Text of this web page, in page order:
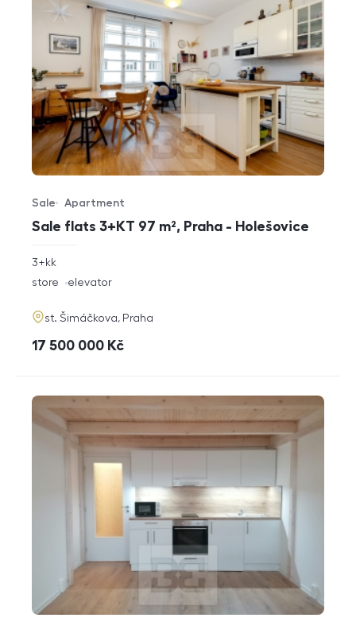
Sale flats 3+KT 97 m², Praha - Holešovice
Offer type
Sale
Property type
Apartment
rozměry
disposition
3+kk
funkce
store elevator
adresa
st. Šimáčkova, Praha
cena
17 500 000 Kč